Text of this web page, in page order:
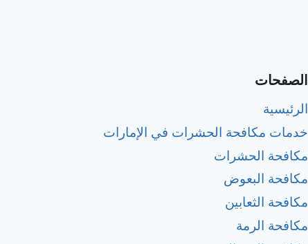
الصفحات
الرئيسية
خدمات مكافحة الحشرات في الإمارات
مكافحة الحشرات
مكافحة البعوض
مكافحة الثعابين
مكافحة الرمة